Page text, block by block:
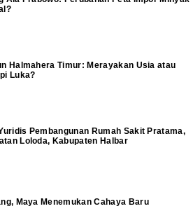
Halmahera Timur: Merayakan Usia atau
Luka?
Pembangunan Rumah Sakit Pratama,
Loloda, Kabupaten Halbar
Maya Menemukan Cahaya Baru